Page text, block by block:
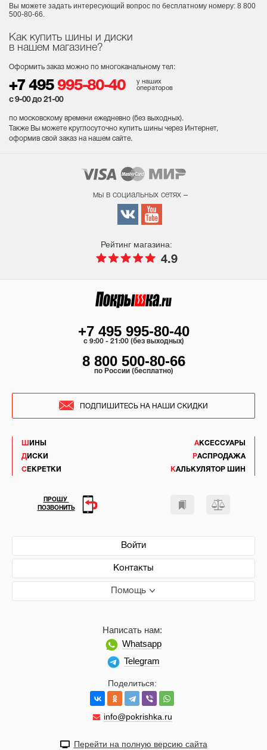
Как купить шины и диски
в нашем магазине?
Оформить заказ можно по многоканальному тел:
+7 495 995-80-40
у наших
операторов
с 9-00 до 21-00
по московскому времени ежедневно (без выходных).
Также Вы можете круглосуточно купить шины через Интернет,
оформив свой заказ на нашем сайте.
Вы можете задать интересующий вопрос по бесплатному номеру: 8 800
500-80-66.
мы в социальных сетях –
Рейтинг магазина:
4.9
ШИНЫ
ДИСКИ
СЕКРЕТКИ
АКСЕССУАРЫ
РАСПРОДАЖА
КАЛЬКУЛЯТОР ШИН
Войти
Контакты
Помощь
Поделиться:
info@pokrishka.ru
Написать нам:
Whatsapp
Telegram
+7 495 995-80-40
c 9:00 - 21:00 (без выходных)
8 800 500-80-66
по России (бесплатно)
ПОДПИШИТЕСЬ НА НАШИ СКИДКИ
ПРОШУ
ПОЗВОНИТЬ
Перейти на полную версию сайта